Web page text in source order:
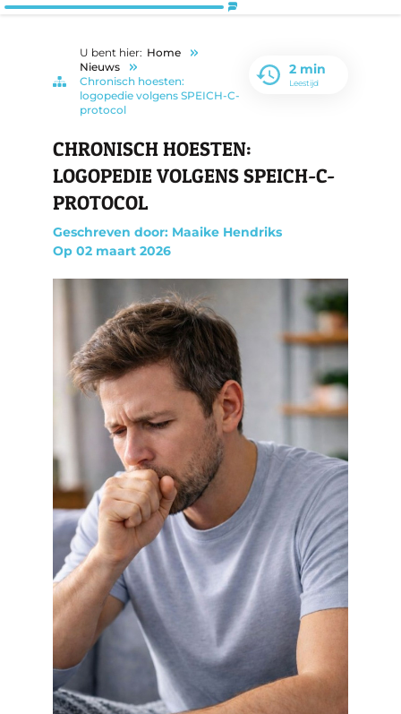
U bent hier: Home
Nieuws
Chronisch hoesten:
logopedie volgens SPEICH-C-
protocol
2 min
Leestijd
CHRONISCH HOESTEN:
LOGOPEDIE VOLGENS SPEICH-C-
PROTOCOL
Geschreven door: Maaike Hendriks
Op 02 maart 2026